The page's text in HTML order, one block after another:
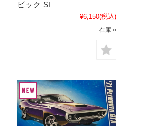
ビック SI
¥6,150(税込)
在庫 ○